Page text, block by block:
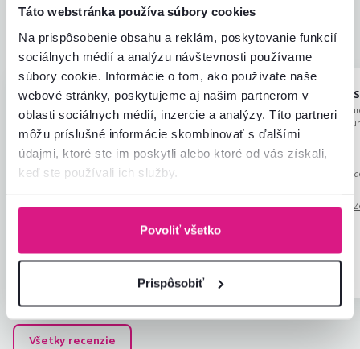
Táto webstránka používa súbory cookies
Na prispôsobenie obsahu a reklám, poskytovanie funkcií
sociálnych médií a analýzu návštevnosti používame
súbory cookie. Informácie o tom, ako používate naše
webové stránky, poskytujeme aj našim partnerom v
oblasti sociálnych médií, inzercie a analýzy. Títo partneri
môžu príslušné informácie skombinovať s ďalšími
údajmi, ktoré ste im poskytli alebo ktoré od vás získali,
keď ste používali ich služby.
Povoliť všetko
Prispôsobiť
11 recenzií
Zabalenie výrobku
Pomer hodnoty a ceny
4,6
O
Orsolya V.
29.11.2023, Dunajská
Streda, Slovensko
4.8hviezdičky
Ja som mala problém s vodičom, ktorý
tvrdol že do 8 príde. Prišiel až 9:40, a
ani nevolal že bude meškať. Čo je
Čítať viac
Recenzia pre rovnaký model, avšak v inom
Overený
Užitočné
G
Georgiana
4.5.2026,
sector 6,
Veľmi dobré!
Recenzia pre rovnaký
Automaticky preložené.
Overený
Všetky recenzie